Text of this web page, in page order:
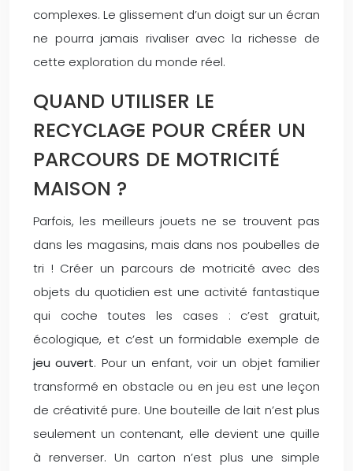
complexes. Le glissement d’un doigt sur un écran
ne pourra jamais rivaliser avec la richesse de
cette exploration du monde réel.
QUAND UTILISER LE
RECYCLAGE POUR CRÉER UN
PARCOURS DE MOTRICITÉ
MAISON ?
Parfois, les meilleurs jouets ne se trouvent pas
dans les magasins, mais dans nos poubelles de
tri ! Créer un parcours de motricité avec des
objets du quotidien est une activité fantastique
qui coche toutes les cases : c’est gratuit,
écologique, et c’est un formidable exemple de
jeu ouvert. Pour un enfant, voir un objet familier
transformé en obstacle ou en jeu est une leçon
de créativité pure. Une bouteille de lait n’est plus
seulement un contenant, elle devient une quille
à renverser. Un carton n’est plus une simple